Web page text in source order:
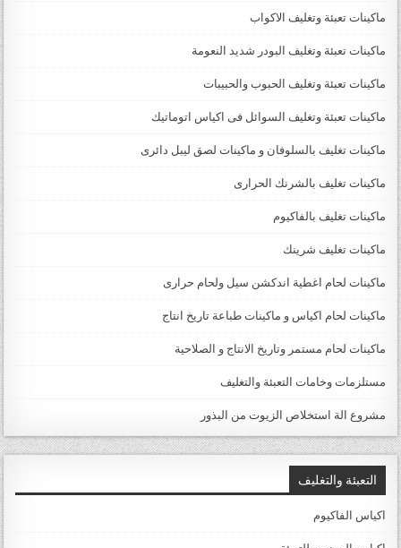
ماكينات تعبئة وتغليف الاكواب
ماكينات تعبئة وتغليف البودر شديد النعومة
ماكينات تعبئة وتغليف الحبوب والحبيبات
ماكينات تعبئة وتغليف السوائل فى اكياس اتوماتيك
ماكينات تغليف بالسلوفان و ماكينات لصق ليبل دائرى
ماكينات تغليف بالشرنك الحرارى
ماكينات تغليف بالفاكيوم
ماكينات تغليف شرينك
ماكينات لحام اغطية اندكشن سيل ولحام حرارى
ماكينات لحام اكياس و ماكينات طباعة تاريخ انتاج
ماكينات لحام مستمر وتاريخ الانتاج و الصلاحية
مستلزمات وخامات التعبئة والتغليف
مشروع الة استخلاص الزيوت من البذور
التعبئة والتغليف
اكياس الفاكيوم